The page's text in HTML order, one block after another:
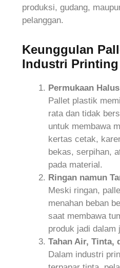
produksi, gudang,
pelanggan.
Keunggulan
Industri Printing
Permukaan
Pallet plastik
rata dan tidak
untuk membawa
kertas cetak,
bekas, serpihan,
pada material.
Ringan namun
Meski ringan,
menahan beban
saat membawa
produk jadi dalam
Tahan Air, Tinta,
Dalam industri